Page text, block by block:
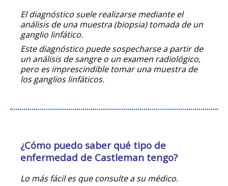
El diagnóstico suele realizarse mediante el
análisis de una muestra (biopsia) tomada de un
ganglio linfático.
Este diagnóstico puede sospecharse a partir de
un análisis de sangre o un examen radiológico,
pero es imprescindible tomar una muestra de
los ganglios linfáticos.
¿Cómo puedo saber qué tipo de
enfermedad de Castleman tengo?
Lo más fácil es que consulte a su médico.